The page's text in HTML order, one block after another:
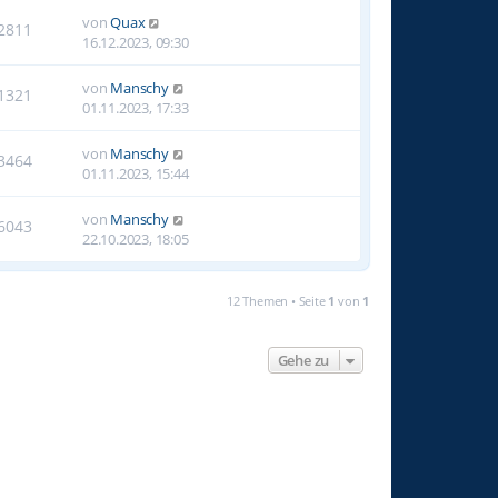
vonQuax
16.12.2023, 09:30
von Manschy
01.11.2023, 17:33
von Manschy
01.11.2023, 15:44
von Manschy
22.10.2023, 18:05
12 Themen • Seite 1 von 1
Gehe zu